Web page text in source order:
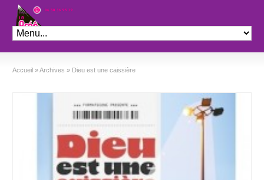
Théâtre le Préo
Accueil »Archives » Dieu est une caissière